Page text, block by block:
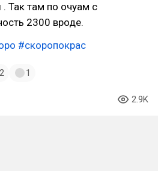
Так там по очуам с
2300 вроде.
#скоропокрас
2 1
2.9K